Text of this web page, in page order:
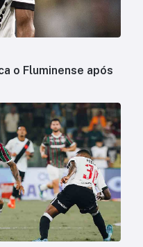
o Fluminense após